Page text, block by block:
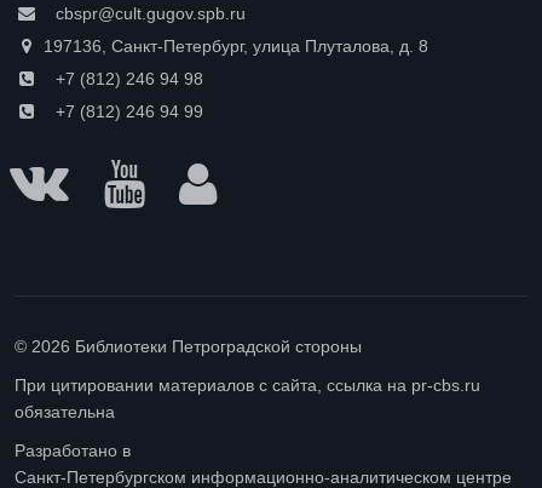
cbspr@cult.gugov.spb.ru
197136, Санкт-Петербург, улица Плуталова, д. 8
+7 (812) 246 94 98
+7 (812) 246 94 99
© 2026 Библиотеки Петроградской стороны
При цитировании материалов с сайта, ссылка на pr-cbs.ru
обязательна
Разработано в
Санкт-Петербургском информационно-аналитическом центре